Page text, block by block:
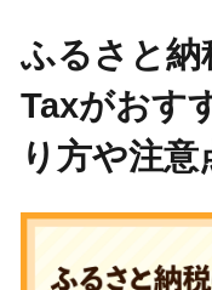
ふるさと納
Taxがおす
り方や注意